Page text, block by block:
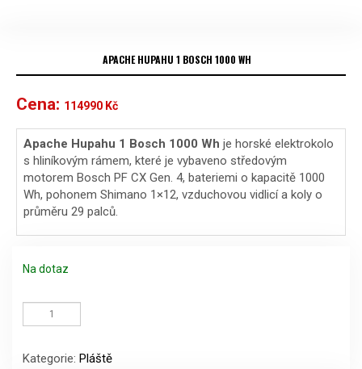
APACHE HUPAHU 1 BOSCH 1000 WH
Cena: 114990 Kč
Apache Hupahu 1 Bosch 1000 Wh je horské elektrokolo
s hliníkovým rámem, které je vybaveno středovým
motorem Bosch PF CX Gen. 4, bateriemi o kapacitě 1000
Wh, pohonem Shimano 1×12, vzduchovou vidlicí a koly o
průměru 29 palců.
Na dotaz
Hupahu
1
1000
Kategorie: Pláště